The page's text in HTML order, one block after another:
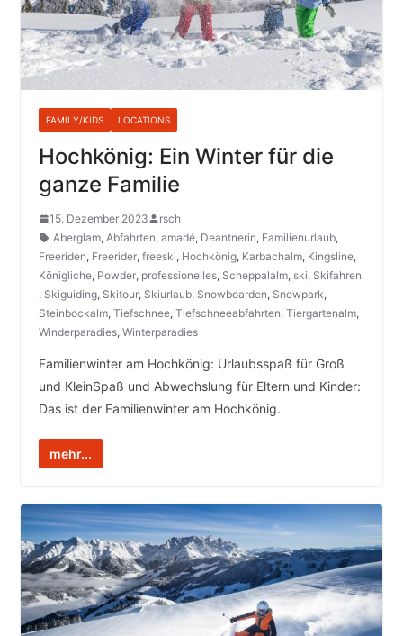
FAMILY/KIDS LOCATIONS
Hochkönig: Ein Winter für die
ganze Familie
15. Dezember 2023
rsch
Aberglam, Abfahrten, amadé, Deantnerin, Familienurlaub,
Freeriden, Freerider, freeski, Hochkönig, Karbachalm, Kingsline,
Königliche, Powder, professionelles, Scheppalalm, ski, Skifahren
, Skiguiding, Skitour, Skiurlaub, Snowboarden, Snowpark,
Steinbockalm, Tiefschnee, Tiefschneeabfahrten, Tiergartenalm,
Winderparadies, Winterparadies
Familienwinter am Hochkönig: Urlaubsspaß für Groß
und KleinSpaß und Abwechslung für Eltern und Kinder:
Das ist der Familienwinter am Hochkönig.
mehr...